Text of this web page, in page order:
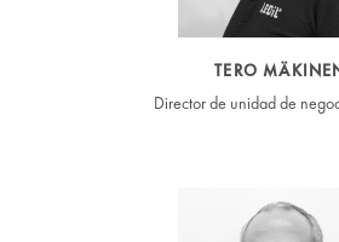
TERO
Director de unidad de